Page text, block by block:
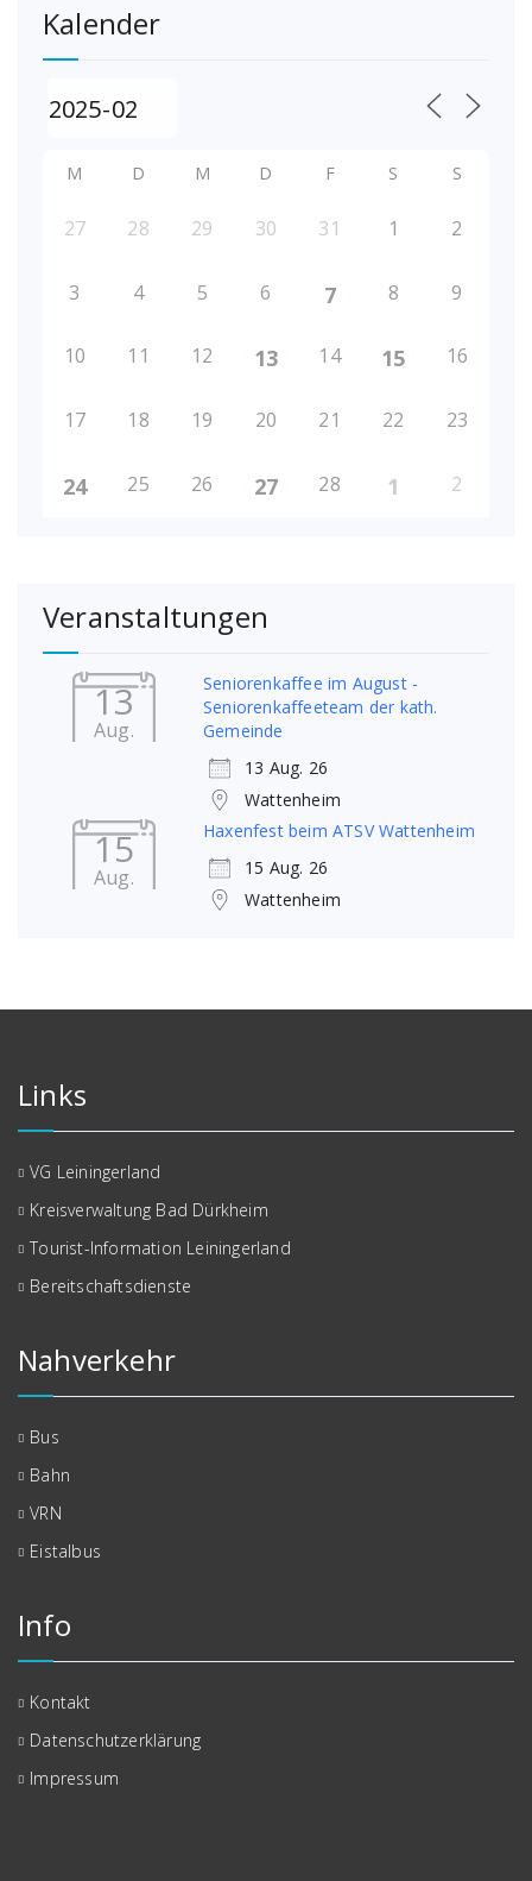
Kalender
M D M D F S S
27 28 29 30 31 1 2
3 4 5 6 7 8 9
10 11 12 13 14 15 16
17 18 19 20 21 22 23
24 25 26 27 28 1 2
Veranstaltungen
13
Aug.
Seniorenkaffee im August -
Seniorenkaffeeteam der kath.
Gemeinde
13 Aug. 26
Wattenheim
15
Aug.
Haxenfest beim ATSV Wattenheim
15 Aug. 26
Wattenheim
Links
VG Leiningerland
Kreisverwaltung Bad Dürkheim
Tourist-Information Leiningerland
Bereitschaftsdienste
Nahverkehr
Bus
Bahn
VRN
Eistalbus
Info
Kontakt
Datenschutzerklärung
Impressum